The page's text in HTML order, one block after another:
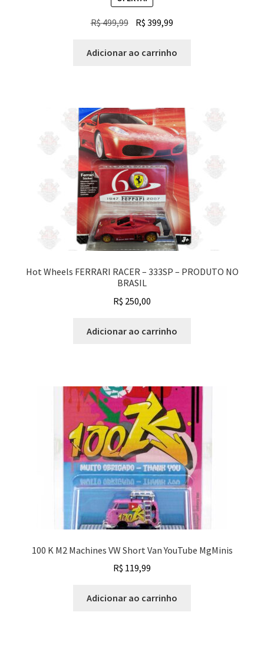
R$499,99
original
R$ 399,99
atual
Adicionar ao carrinho
Hot Wheels FERRARI RACER – 333SP – PRODUTO NO
BRASIL
R$ 250,00
Adicionar ao carrinho
100 K M2 Machines VW Short Van YouTube MgMinis
R$ 119,99
Adicionar ao carrinho